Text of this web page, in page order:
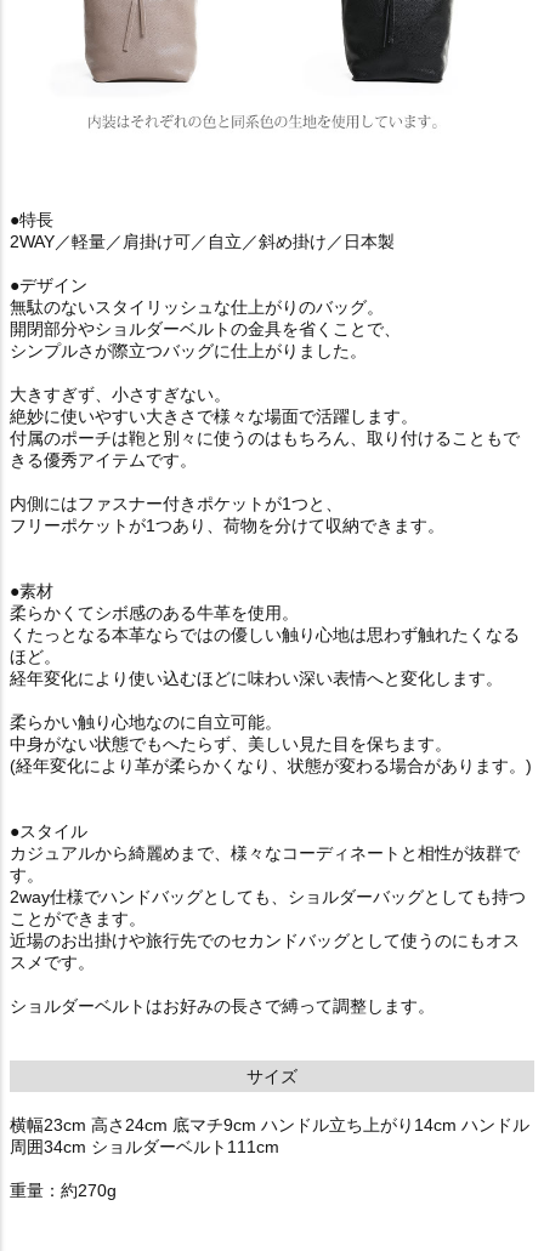
●特長
2WAY／軽量／肩掛け可／自立／斜め掛け／日本製
●デザイン
無駄のないスタイリッシュな仕上がりのバッグ。
開閉部分やショルダーベルトの金具を省くことで、
シンプルさが際立つバッグに仕上がりました。
大きすぎず、小さすぎない。
絶妙に使いやすい大きさで様々な場面で活躍します。
付属のポーチは鞄と別々に使うのはもちろん、取り付けることもで
きる優秀アイテムです。
内側にはファスナー付きポケットが1つと、
フリーポケットが1つあり、荷物を分けて収納できます。
●素材
柔らかくてシボ感のある牛革を使用。
くたっとなる本革ならではの優しい触り心地は思わず触れたくなる
ほど。
経年変化により使い込むほどに味わい深い表情へと変化します。
柔らかい触り心地なのに自立可能。
中身がない状態でもへたらず、美しい見た目を保ちます。
(経年変化により革が柔らかくなり、状態が変わる場合があります。)
●スタイル
カジュアルから綺麗めまで、様々なコーディネートと相性が抜群で
す。
2way仕様でハンドバッグとしても、ショルダーバッグとしても持つ
ことができます。
近場のお出掛けや旅行先でのセカンドバッグとして使うのにもオス
スメです。
ショルダーベルトはお好みの長さで縛って調整します。
サイズ
横幅23cm 高さ24cm 底マチ9cm ハンドル立ち上がり14cm ハンドル
周囲34cm ショルダーベルト111cm
重量：約270g